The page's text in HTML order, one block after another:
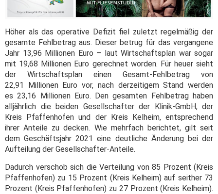
Höher als das operative Defizit fiel zuletzt regelmäßig der
gesamte Fehlbetrag aus. Dieser betrug für das vergangene
Jahr 13,96 Millionen Euro – laut Wirtschaftsplan war sogar
mit 19,68 Millionen Euro gerechnet worden. Für heuer sieht
der Wirtschaftsplan einen Gesamt-Fehlbetrag von
22,91 Millionen Euro vor, nach derzeitigem Stand werden
es 23,16 Millionen Euro. Den gesamten Fehlbetrag haben
alljährlich die beiden Gesellschafter der Klinik-GmbH, der
Kreis Pfaffenhofen und der Kreis Kelheim, entsprechend
ihrer Anteile zu decken. Wie mehrfach berichtet, gilt seit
dem Geschäftsjahr 2021 eine deutliche Änderung bei der
Aufteilung der Gesellschafter-Anteile.
Dadurch verschob sich die Verteilung von 85 Prozent (Kreis
Pfaffenhofen) zu 15 Prozent (Kreis Kelheim) auf seither 73
Prozent (Kreis Pfaffenhofen) zu 27 Prozent (Kreis Kelheim).